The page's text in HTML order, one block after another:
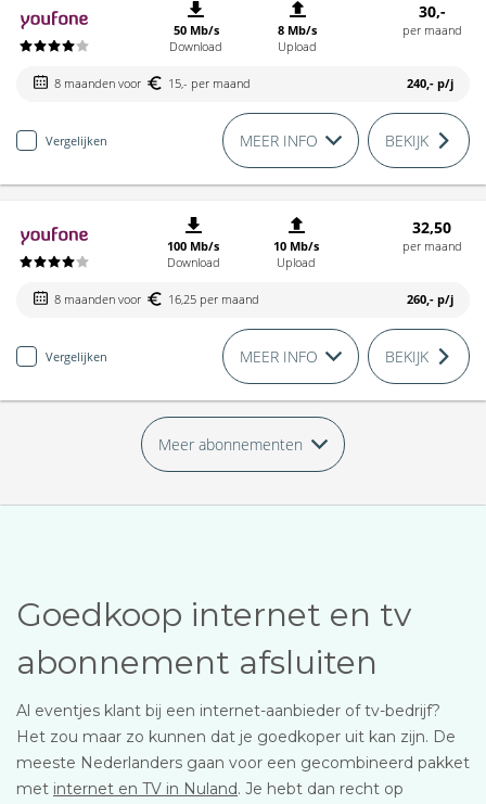
50 Mb/s
Download
8 Mb/s
Upload
30,-
per maand
8 maanden voor 15,- per maand 240,- p/j
Vergelijken MEER INFO BEKIJK
100 Mb/s
Download
10 Mb/s
Upload
32,50
per maand
8 maanden voor 16,25 per maand 260,- p/j
Vergelijken MEER INFO BEKIJK
Meer abonnementen
Goedkoop internet en tv
abonnement afsluiten
Al eventjes klant bij een internet-aanbieder of tv-bedrijf?
Het zou maar zo kunnen dat je goedkoper uit kan zijn. De
meeste Nederlanders gaan voor een gecombineerd pakket
met internet en TV in Nuland. Je hebt dan recht op